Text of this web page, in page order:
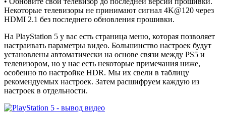
Некоторые телевизоры не принимают сигнал 4K@120 через
HDMI 2.1 без последнего обновления прошивки.
На PlayStation 5 у вас есть страница меню, которая позволяет
настраивать параметры видео. Большинство настроек будут
установлены автоматически на основе связи между PS5 и
телевизором, но у нас есть некоторые примечания ниже,
особенно по настройке HDR. Мы их свели в таблицу
рекомендуемых настроек. Затем расшифруем каждую из
настроек в отдельности.